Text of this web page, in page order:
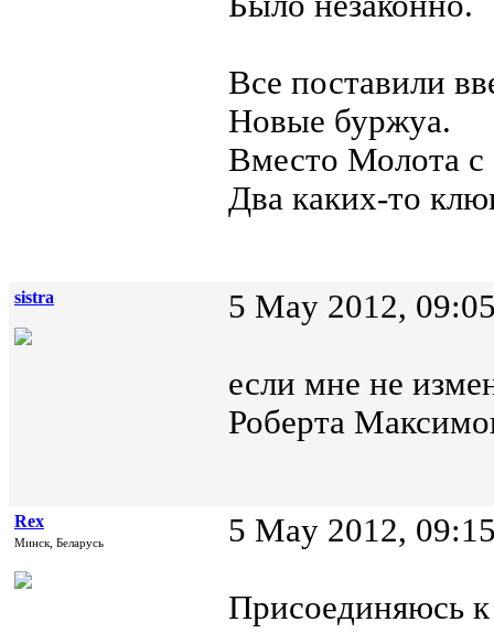
Все поставили
Новые буржуа.
Вместо Молота
Два каких-то
sistra 5 May 2012,
если мне не
Роберта
Rex
Минск, Беларусь 5 May 2012,
Присоединяюсь